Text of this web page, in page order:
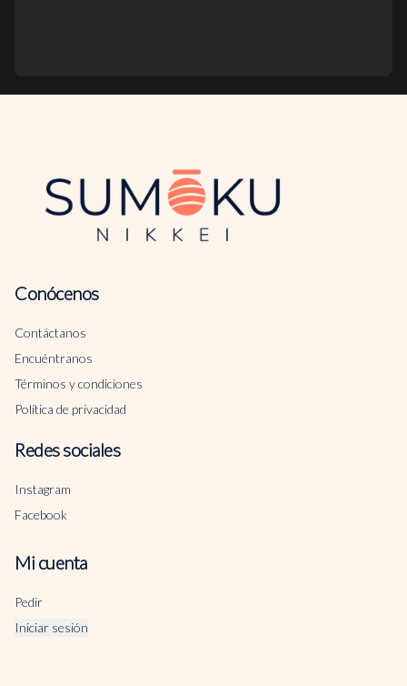
Conócenos
Contáctanos
Encuéntranos
Términos y condiciones
Política de privacidad
Redes sociales
Instagram
Facebook
Mi cuenta
Pedir
Iniciar sesión